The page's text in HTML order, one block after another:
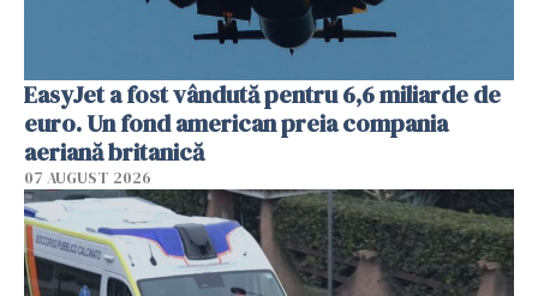
EasyJet a fost vândută pentru 6,6 miliarde de
euro. Un fond american preia compania
aeriană britanică
07 AUGUST 2026